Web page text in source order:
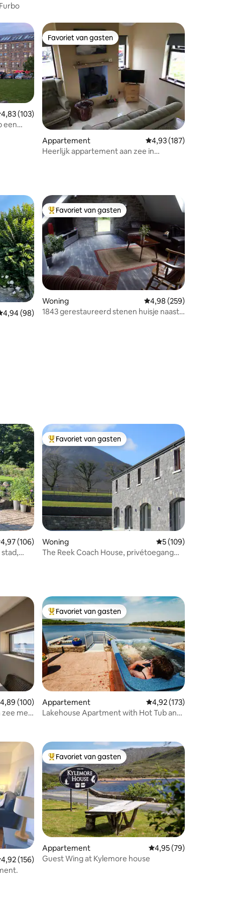
beoordeling van 4,83 uit 5, 103 recensies
4,83 (103)
een
Favoriet van gasten
Favoriet van gasten
Appartement Gemiddelde
4,93 (187)
Heerlijk appartement aan zee in
beoordeling van 4,94 uit 5, 98 recensies
4,94 (98)
Topfavoriet van gasten
Favoriet van gasten
Woning Gemiddelde
4,98 (259)
1843 gerestaureerd stenen huisje naast
beoordeling van 4,97 uit 5, 106 recensies
4,97 (106)
Topfavoriet van gasten
Favoriet van gasten
Woning Gemiddelde
5 (109)
The Reek Coach House, privétoegang
beoordeling van 4,89 uit 5, 100 recensies
4,89 (100)
zee met
Topfavoriet van gasten
Favoriet van gasten
Appartement Gemiddelde
4,92 (173)
Lakehouse Apartment with Hot Tub and
beoordeling van 4,92 uit 5, 156 recensies
4,92 (156)
Topfavoriet van gasten
Favoriet van gasten
Appartement Gemiddelde
4,95 (79)
Guest Wing at Kylemore house